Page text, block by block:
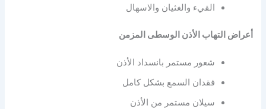
القيء والغثيان والاسهال
أعراض التهاب الأذن الوسطى المزمن
شعور مستمر بانسداد الأذن
فقدان السمع بشكل كامل
سيلان مستمر من الأذن